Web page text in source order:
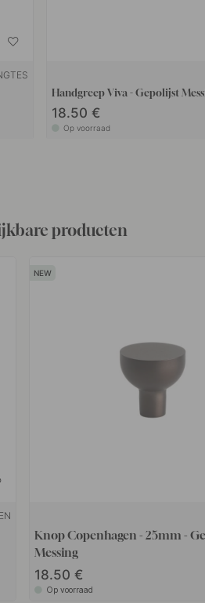
Handgreep Viva - Gepolijst
18.50 €
Op voorraad
producten
Knop Copenhagen - 25mm -
Messing
18.50
Op voorraad